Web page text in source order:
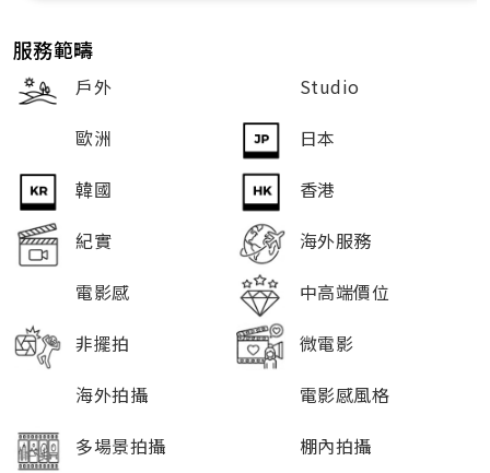
服務範疇
戶外
Studio
歐洲
日本
韓國
香港
紀實
海外服務
電影感
中高端價位
非擺拍
微電影
海外拍攝
電影感風格
多場景拍攝
棚內拍攝